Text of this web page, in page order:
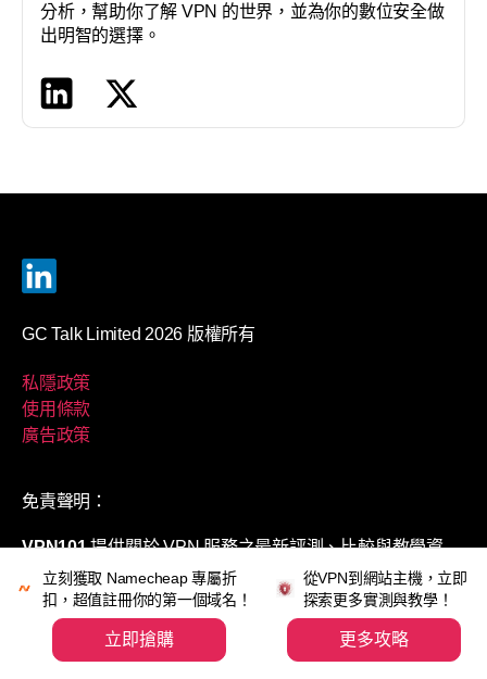
分析，幫助你了解 VPN 的世界，並為你的數位安全做
出明智的選擇。
GC Talk Limited 2026 版權所有
私隱政策
使用條款
廣告政策
免責聲明：
VPN101提供關於 VPN 服務之最新評測、比較與教學資
訊；惟實際功能、價格、伺服器數量/地點、速度及優惠
等，可能與各 VPN 供應商官方網站有所差異，一切以供應
商官方資訊為準。本網站內容僅供參考，不構成任何法
律、技術或專業建議。串流平台（如 Netflix、Disney+、
YouTube、TikTok 等）之解鎖狀態會因供應商政策、地區
立刻獲取 Namecheap 專屬折
扣，超值註冊你的第一個域名！
立即搶購
從VPN到網站主機，立即
探索更多實測與教學！
更多攻略